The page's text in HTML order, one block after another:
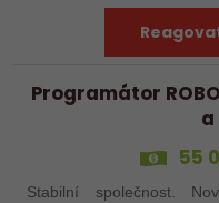
Programátor
a
55
Stabilní společnost.